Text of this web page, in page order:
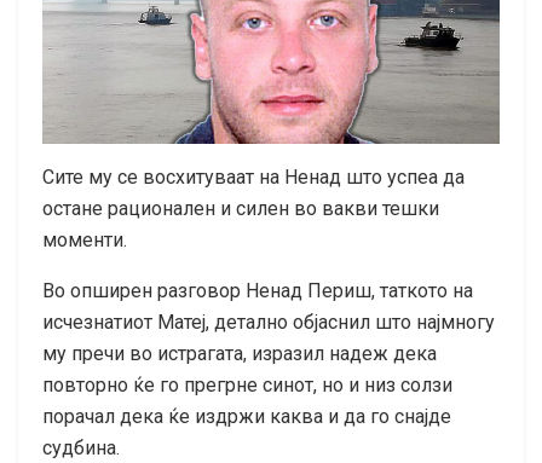
Сите му се восхитуваат на Ненад што успеа да
остане рационален и силен во вакви тешки
моменти.
Во опширен разговор Ненад Периш, таткото на
исчезнатиот Матеј, детално објаснил што најмногу
му пречи во истрагата, изразил надеж дека
повторно ќе го прегрне синот, но и низ солзи
порачал дека ќе издржи каква и да го снајде
судбина.